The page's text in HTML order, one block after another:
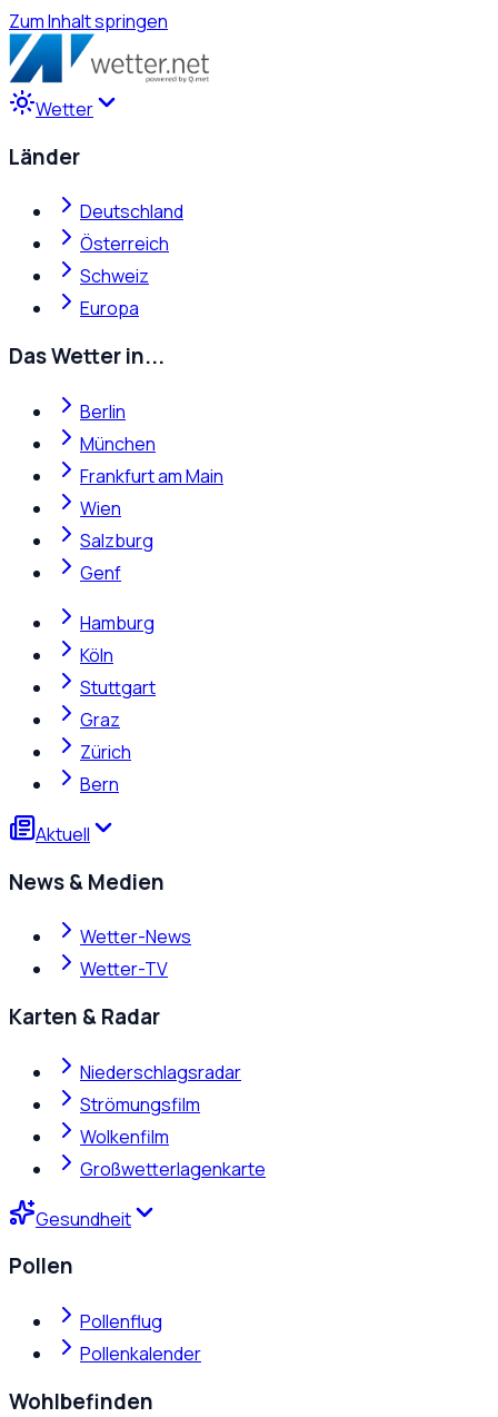
Zum Inhalt springen
Wetter
Länder
Deutschland
Österreich
Schweiz
Europa
Das Wetter in...
Berlin
München
Frankfurt am Main
Wien
Salzburg
Genf
Hamburg
Köln
Stuttgart
Graz
Zürich
Bern
Aktuell
News & Medien
Wetter-News
Wetter-TV
Karten & Radar
Niederschlagsradar
Strömungsfilm
Wolkenfilm
Großwetterlagenkarte
Gesundheit
Pollen
Pollenflug
Pollenkalender
Wohlbefinden